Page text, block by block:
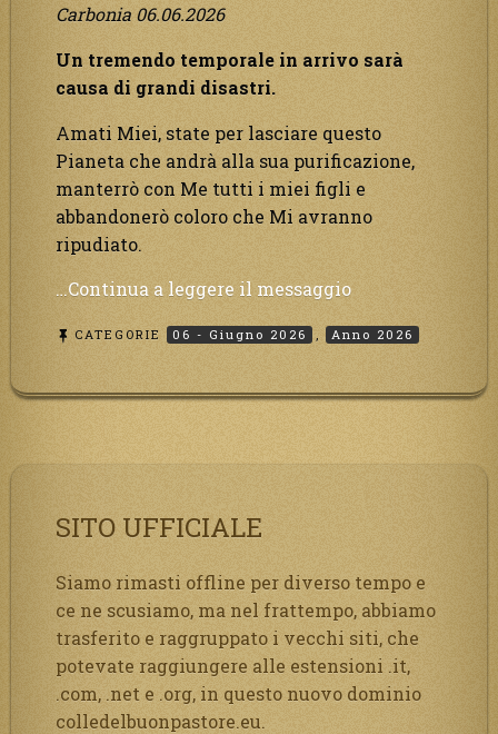
Carbonia 06.06.2026
Un tremendo temporale in arrivo sarà
causa di grandi disastri.
Amati Miei, state per lasciare questo
Pianeta che andrà alla sua purificazione,
manterrò con Me tutti i miei figli e
abbandonerò coloro che Mi avranno
ripudiato.
…Continua a leggere il messaggio“Un
temporale
arrivo
CATEGORIE 06 - Giugno 2026 , Anno 2026
SITO UFFICIALE
Siamo rimasti offline per diverso tempo e
ce ne scusiamo, ma nel frattempo, abbiamo
trasferito e raggruppato i vecchi siti, che
potevate raggiungere alle estensioni .it,
.com, .net e .org, in questo nuovo dominio
colledelbuonpastore.eu.